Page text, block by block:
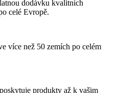
dodávku kvalitních
celé Evropě.
více než 50 zemích po celém
produkty až k vašim